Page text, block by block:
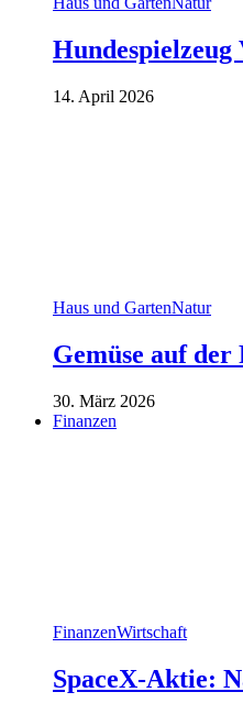
14. April 2026
Haus und GartenNatur
Gemüse auf
30. März 2026
Finanzen
FinanzenWirtschaft
SpaceX-Aktie: